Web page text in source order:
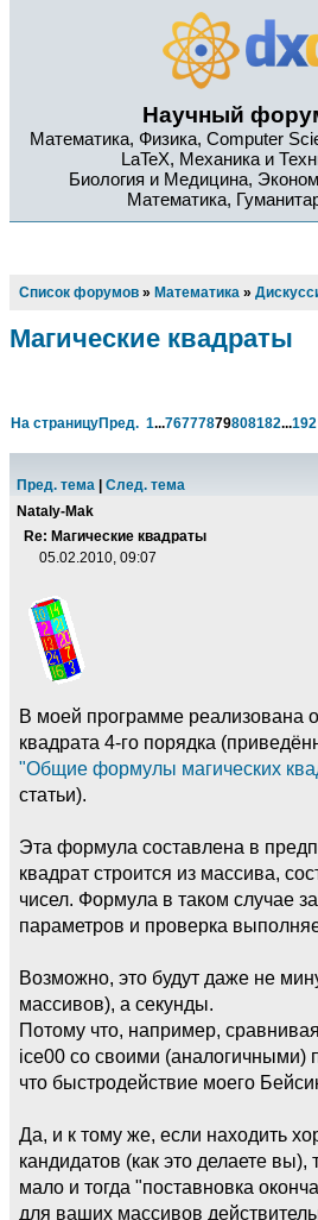
Научный
Математика, Физика, Computer
LaTeX, Механика и
Биология и Медицина,
Математика,
Список форумов » Математика »
Магические квадраты
На страницуПред. 1...76777879808182...192
Пред. тема
След. тема
Nataly-Mak
Re: Магические квадраты
05.02.2010, 09:07
В моей программе реализована
квадрата 4-го порядка
"Общие формулы магических
статьи).
Эта формула составлена в
квадрат строится из массива,
чисел. Формула в таком случае
параметров и проверка
Возможно, это будут даже не
массивов), а секунды.
Потому что, например,
ice00 со своими (аналогичными)
что быстродействие моего
Да, и к тому же, если находить
кандидатов (как это делаете вы),
мало и тогда "поставновка
для ваших массивов